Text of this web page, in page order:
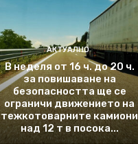
АКТУАЛНО
В неделя от 16 ч. до 20 ч.
за повишаване на
безопасността ще се
ограничи движението на
тежкотоварните камиони
над 12 т в посока...